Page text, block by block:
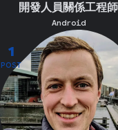
1
POST
開發人員關係工程師
Android